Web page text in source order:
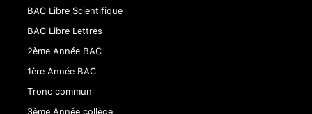
BAC Libre Scientifique
BAC Libre Lettres
2ème Année BAC
1ère Année BAC
Tronc commun
3ème Année collège